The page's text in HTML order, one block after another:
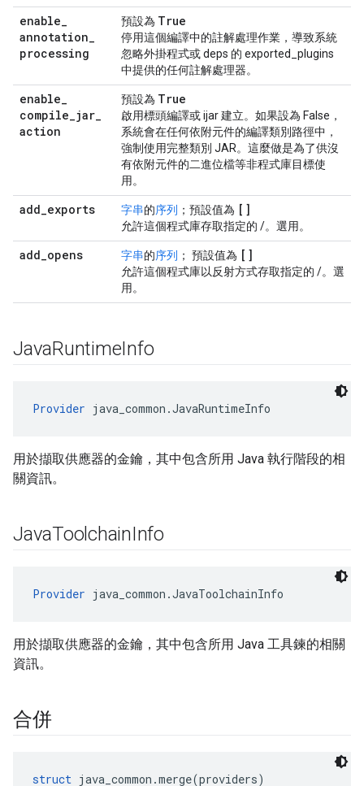
enable_
annotation_
processing
預設為 True
停用這個編譯中的註解處理作業，導致系統
忽略外掛程式或 deps 的 exported_plugins
中提供的任何註解處理器。
enable_
compile_jar_
action
預設為 True
啟用標頭編譯或 ijar 建立。如果設為 False，
系統會在任何依附元件的編譯類別路徑中，
強制使用完整類別 JAR。這麼做是為了供沒
有依附元件的二進位檔等非程式庫目標使
用。
add_exports 字串的序列 ；預設值為 []
允許這個程式庫存取指定的 /。選用。
add_opens 字串的序列 ； 預設值為 []
允許這個程式庫以反射方式存取指定的 /。選
用。
JavaRuntimeInfo
Provider java_common.JavaRuntimeInfo
用於擷取供應器的金鑰，其中包含所用 Java 執行階段的相
關資訊。
JavaToolchainInfo
Provider java_common.JavaToolchainInfo
用於擷取供應器的金鑰，其中包含所用 Java 工具鍊的相關
資訊。
合併
struct java_common.merge(providers)